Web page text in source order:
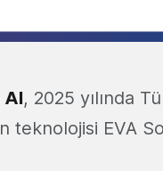
AI, 2025 yılında
teknolojisi EVA